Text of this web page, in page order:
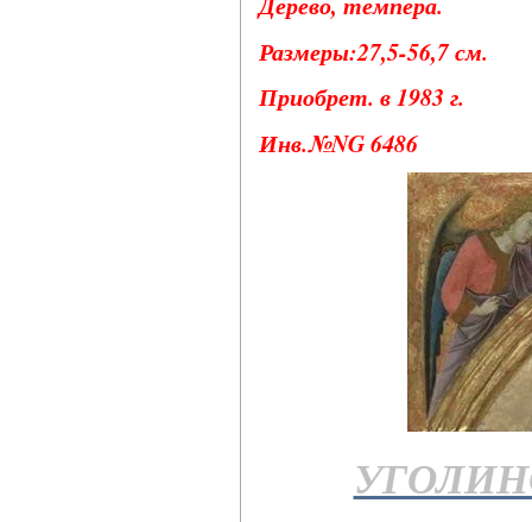
Размеры:27,5-56,7 см.
Приобрет. в 1983 г.
Инв.№NG 6486